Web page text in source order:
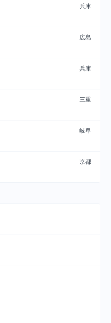
兵庫
広島
兵庫
三重
岐阜
京都